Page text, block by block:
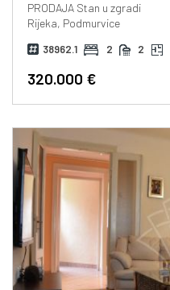
PRODAJAStan u zgradi
Rijeka, Podmurvice
38962.1 2 2
320.000 €